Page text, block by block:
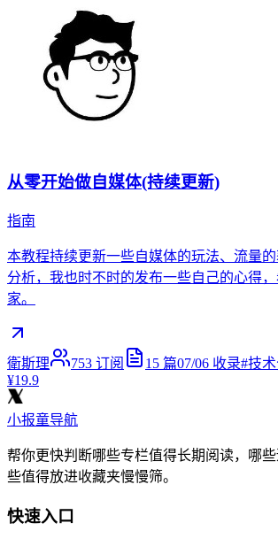
从零开始做自媒体(持续更新)
指南
本教程持续更新一些自媒体的玩法、流量
分析，我也时不时的发布一些自己的心得
家。
衛斯理 753 订阅 15 篇07/06 收录#技
¥19.9
小报童导航
帮你更快判断哪些专栏值得长期阅读，哪
些值得放进收藏夹慢慢筛。
快速入口